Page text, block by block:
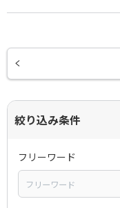
絞り込み条件
フリーワード